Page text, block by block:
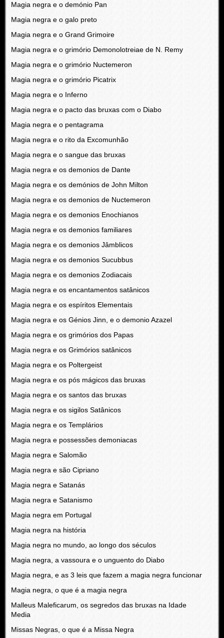
Magia negra e o demónio Pan
Magia negra e o galo preto
Magia negra e o Grand Grimoire
Magia negra e o grimório Demonolotreiae de N. Remy
Magia negra e o grimório Nuctemeron
Magia negra e o grimório Picatrix
Magia negra e o Inferno
Magia negra e o pacto das bruxas com o Diabo
Magia negra e o pentagrama
Magia negra e o rito da Excomunhão
Magia negra e o sangue das bruxas
Magia negra e os demonios de Dante
Magia negra e os demónios de John Milton
Magia negra e os demonios de Nuctemeron
Magia negra e os demonios Enochianos
Magia negra e os demonios familiares
Magia negra e os demonios Jâmblicos
Magia negra e os demonios Sucubbus
Magia negra e os demonios Zodiacais
Magia negra e os encantamentos satânicos
Magia negra e os espíritos Elementais
Magia negra e os Génios Jinn, e o demonio Azazel
Magia negra e os grimórios dos Papas
Magia negra e os Grimórios satânicos
Magia negra e os Poltergeist
Magia negra e os pós mágicos das bruxas
Magia negra e os santos das bruxas
Magia negra e os sigilos Satânicos
Magia negra e os Templários
Magia negra e possessões demoniacas
Magia negra e Salomão
Magia negra e são Cipriano
Magia negra e Satanás
Magia negra e Satanismo
Magia negra em Portugal
Magia negra na história
Magia negra no mundo, ao longo dos séculos
Magia negra, a vassoura e o unguento do Diabo
Magia negra, e as 3 leis que fazem a magia negra funcionar
Magia negra, o que é a magia negra
Malleus Maleficarum, os segredos das bruxas na Idade
Media
Missas Negras, o que é a Missa Negra